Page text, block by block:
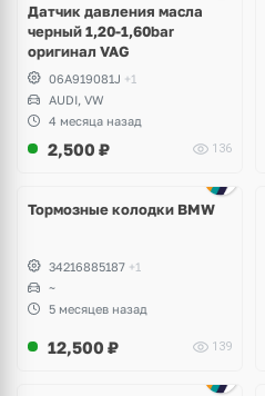
Датчик давления масла
черный 1,20-1,60bar
оригинал VAG
06A919081J +1
AUDI, VW
4 месяца назад
2,500 ₽ 136
Тормозные колодки BMW
34216885187 +1
~
5 месяцев назад
12,500 ₽ 139